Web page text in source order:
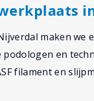
maken we
en
filament en